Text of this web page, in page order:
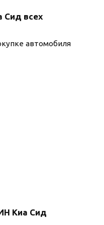
Сид всех
автомобиля
Киа Сид